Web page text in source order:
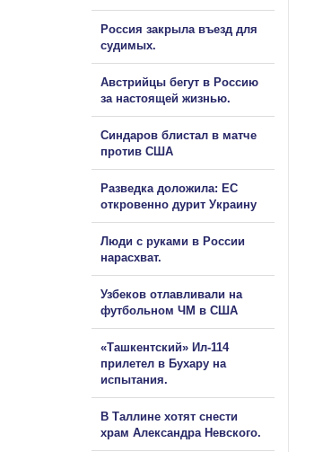
Россия закрыла въезд для
судимых.
Австрийцы бегут в Россию
за настоящей жизнью.
Синдаров блистал в матче
против США
Разведка доложила: ЕС
откровенно дурит Украину
Люди с руками в России
нарасхват.
Узбеков отлавливали на
футбольном ЧМ в США
«Ташкентский» Ил-114
прилетел в Бухару на
испытания.
В Таллине хотят снести
храм Александра Невского.